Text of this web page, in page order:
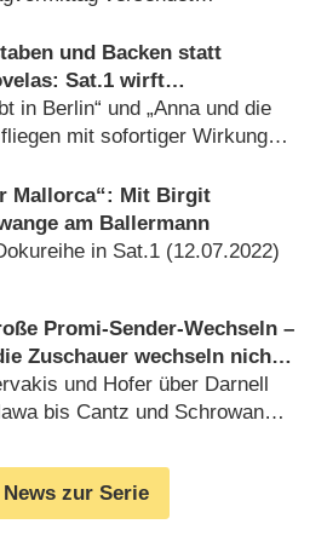
und Backen statt
Sat.1 wirft
um
in Berlin“ und „Anna und die
fliegen mit sofortiger Wirkung
Mallorca“: Mit Birgit
am Ballermann
in Sat.1 (12.07.2022)
Promi-Sender-Wechseln –
Zuschauer wechseln nicht
und Hofer über Darnell
bis Cantz und Schrowange
zur Serie